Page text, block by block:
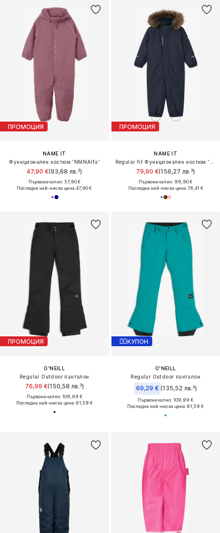
ПРОМОЦИЯ
NAME IT
Функционален костюм 'NMNAlfa'
47,90 €(93,68 лв.³)
Първоначално: 57,90 €
Последна най-ниска цена:47,90 €
ПРОМОЦИЯ
NAME IT
79,90 €(156,27 лв.³)
Първоначално: 99,90 €
Последна най-ниска цена:76,41 €
ПРОМОЦИЯ
O'NEILL
Regular Outdoor панталон
76,99 €(150,58 лв.³)
Първоначално: 109,99 €
Последна най-ниска цена:61,59 €
КУПОН
O'NEILL
Regular Outdoor панталон
69,29 € (135,52 лв.³)
Първоначално: 109,99 €
Последна най-ниска цена:61,59 €